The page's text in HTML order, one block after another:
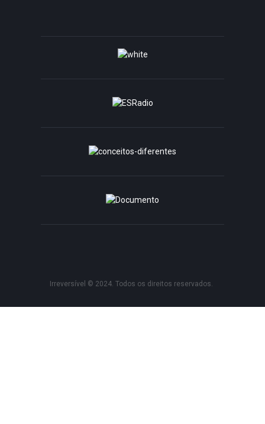
Irreversível © 2024. Todos os direitos reservados.